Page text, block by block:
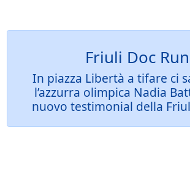
Friuli Doc Run
In piazza Libertà a tifare ci
l’azzurra olimpica Nadia
nuovo testimonial della